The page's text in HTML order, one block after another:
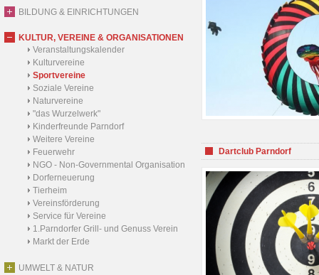
BILDUNG & EINRICHTUNGEN
KULTUR, VEREINE & ORGANISATIONEN
Veranstaltungskalender
Kulturvereine
Sportvereine
Soziale Vereine
Naturvereine
"das Wurzelwerk"
Kinderfreunde Parndorf
Weitere Vereine
Feuerwehr
NGO - Non-Governmental Organisation
Dorferneuerung
Tierheim
Vereinsförderung
Service für Vereine
1.Parndorfer Grill- und Genuss Verein
Markt der Erde
UMWELT & NATUR
Dartclub Parndorf